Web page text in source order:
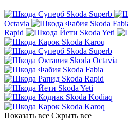
Skoda Superb
Octavia
Skoda
Rapid
Skoda Yeti
Skoda Karoq
Skoda Superb
Skoda Octavia
Skoda Fabia
Skoda Rapid
Skoda Yeti
Skoda Kodiaq
Skoda Karoq
Показать все Скрыть все